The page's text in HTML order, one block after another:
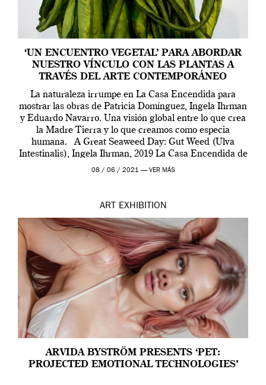
‘UN ENCUENTRO VEGETAL’ PARA ABORDAR
NUESTRO VÍNCULO CON LAS PLANTAS A
TRAVÉS DEL ARTE CONTEMPORÁNEO
La naturaleza irrumpe en La Casa Encendida para
mostrar las obras de Patricia Domínguez, Ingela Ihrman
y Eduardo Navarro. Una visión global entre lo que crea
la Madre Tierra y lo que creamos como especia
humana. A Great Seaweed Day: Gut Weed (Ulva
Intestinalis), Ingela Ihrman, 2019 La Casa Encendida de
Madrid y la Wellcome […]
08 / 06 / 2021 — VER MÁS
ART EXHIBITION
ARVIDA BYSTRÖM PRESENTS ‘PET:
PROJECTED EMOTIONAL TECHNOLOGIES’